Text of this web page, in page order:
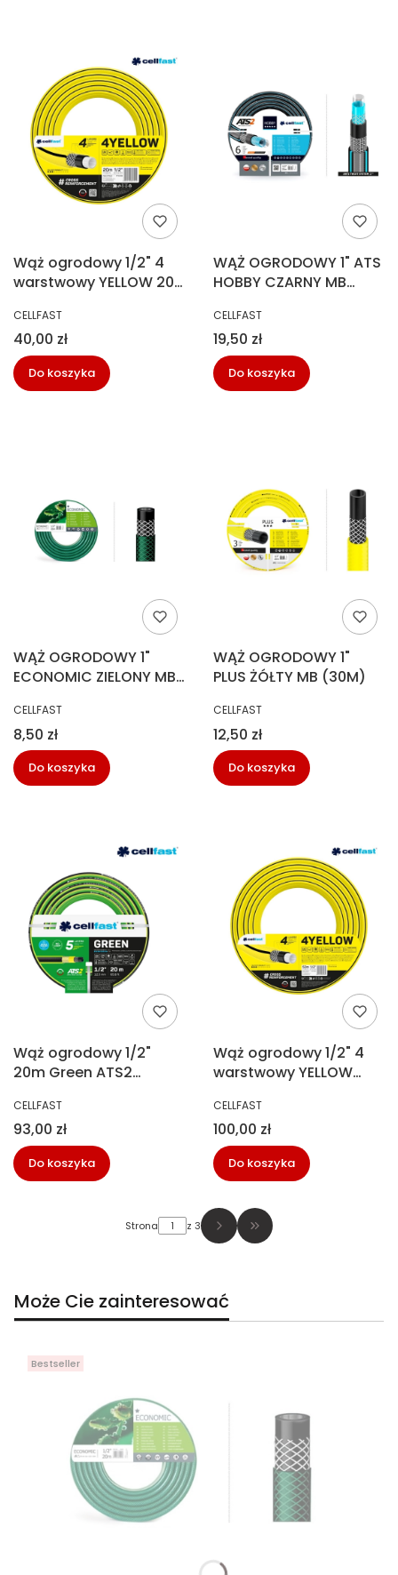
Wąż ogrodowy 1/2" 4
warstwowy YELLOW 20
PRODUCENT
CELLFAST
Cena
40,00 zł
Do koszyka
WĄŻ OGRODOWY 1" ATS
HOBBY CZARNY MB
PRODUCENT
CELLFAST
Cena
19,50 zł
Do koszyka
WĄŻ OGRODOWY 1"
ECONOMIC ZIELONY MB
PRODUCENT
CELLFAST
Cena
8,50 zł
Do koszyka
WĄŻ OGRODOWY 1"
PLUS ŻÓŁTY MB (30M)
PRODUCENT
CELLFAST
Cena
12,50 zł
Do koszyka
Wąż ogrodowy 1/2"
20m Green ATS2
PRODUCENT
CELLFAST
Cena
93,00 zł
Do koszyka
Wąż ogrodowy 1/2" 4
warstwowy YELLOW
PRODUCENT
CELLFAST
Cena
100,00 zł
Do koszyka
Strona z 3 Przejdź do ostatniej
Może Cie zainteresować
Bestseller